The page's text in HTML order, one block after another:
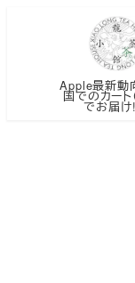
Apple最新動
国でのカート
でお届け